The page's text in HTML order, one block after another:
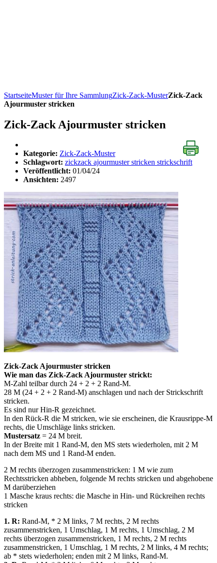
StartseiteMuster für Ihre SammlungZick-Zack-MusterZick-Zack
Ajourmuster stricken
Zick-Zack Ajourmuster stricken
Kategorie: Zick-Zack-Muster
Schlagwort: zickzack ajourmuster stricken strickschrift
Veröffentlicht: 01/04/24
Ansichten: 2497
Zick-Zack Ajourmuster stricken
Wie man das Zick-Zack Ajourmuster strickt:
M-Zahl teilbar durch 24 + 2 + 2 Rand-M.
28 M (24 + 2 + 2 Rand-M) anschlagen und nach der Strickschrift
stricken.
Es sind nur Hin-R gezeichnet.
In den Rück-R die M stricken, wie sie erscheinen, die Krausrippe-M
rechts, die Umschläge links stricken.
Mustersatz = 24 M breit.
In der Breite mit 1 Rand-M, den MS stets wiederholen, mit 2 M
nach dem MS und 1 Rand-M enden.
2 M rechts überzogen zusammenstricken: 1 M wie zum
Rechtsstricken abheben, folgende M rechts stricken und abgehobene
M darüberziehen
1 Masche kraus rechts: die Masche in Hin- und Rückreihen rechts
stricken
1. R: Rand-M, * 2 M links, 7 M rechts, 2 M rechts
zusammenstricken, 1 Umschlag, 1 M rechts, 1 Umschlag, 2 M
rechts überzogen zusammenstricken, 1 M rechts, 2 M rechts
zusammenstricken, 1 Umschlag, 1 M rechts, 2 M links, 4 M rechts;
ab * stets wiederholen; enden mit 2 M links, Rand-M.